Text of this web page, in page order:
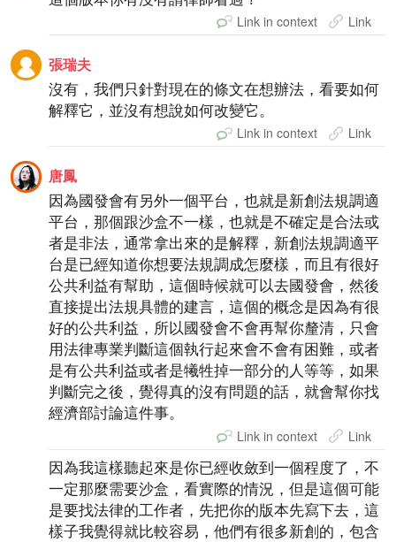
Link in context Link
張瑞夫
沒有，我們只針對現在的條文在想辦法，看要如何
解釋它，並沒有想說如何改變它。
Link in context Link
唐鳳
因為國發會有另外一個平台，也就是新創法規調適
平台，那個跟沙盒不一樣，也就是不確定是合法或
者是非法，通常拿出來的是解釋，新創法規調適平
台是已經知道你想要法規調成怎麼樣，而且有很好
公共利益有幫助，這個時候就可以去國發會，然後
直接提出法規具體的建言，這個的概念是因為有很
好的公共利益，所以國發會不會再幫你釐清，只會
用法律專業判斷這個執行起來會不會有困難，或者
是有公共利益或者是犧牲掉一部分的人等等，如果
判斷完之後，覺得真的沒有問題的話，就會幫你找
經濟部討論這件事。
Link in context Link
因為我這樣聽起來是你已經收斂到一個程度了，不
一定那麼需要沙盒，看實際的情況，但是這個可能
是要找法律的工作者，先把你的版本先寫下去，這
樣子我覺得就比較容易，他們有很多新創的，包含